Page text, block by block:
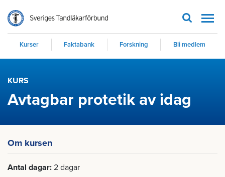
Kurser Faktabank Forskning Bli medlem
KURS
Avtagbar protetik av idag
Om kursen
Antal dagar 2 dagar